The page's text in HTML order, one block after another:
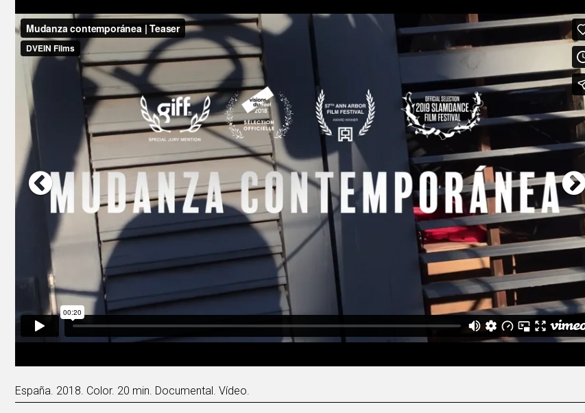
España. 2018. Color. 20 min. Documental. Vídeo.